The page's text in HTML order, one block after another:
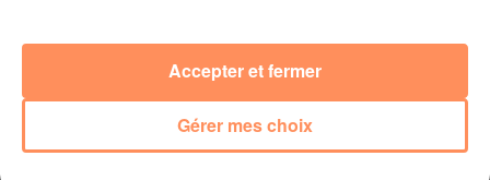
Gérer mes choix
Accepter et fermer